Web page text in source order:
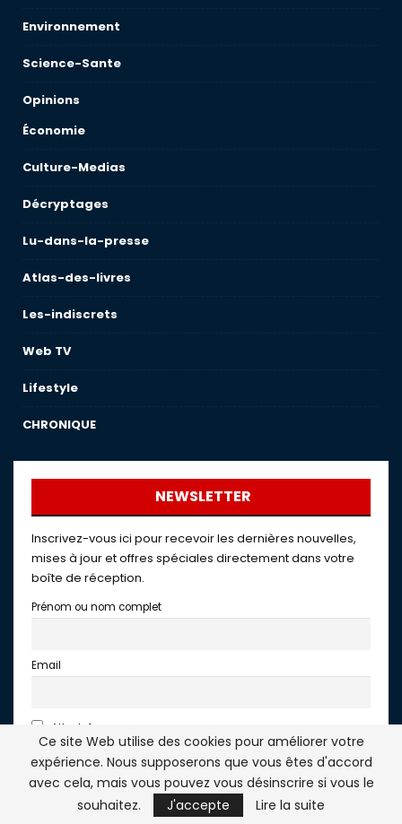
Environnement
Science-Sante
Opinions
Économie
Culture-Medias
Décryptages
Lu-dans-la-presse
Atlas-des-livres
Les-indiscrets
Web TV
Lifestyle
CHRONIQUE
NEWSLETTER
Inscrivez-vous ici pour recevoir les dernières nouvelles,
mises à jour et offres spéciales directement dans votre
boîte de réception.
Prénom ou nom complet
Email
AtlasInfo
En continuant, vous acceptez la politique de confidentialité
Ce site Web utilise des cookies pour améliorer votre
expérience. Nous supposerons que vous êtes d'accord
avec cela, mais vous pouvez vous désinscrire si vous le
souhaitez.
J'accepte Lire la suite